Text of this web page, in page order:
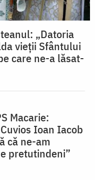
„Datoria
vieții Sfântului
care ne-a lăsat-
Macarie:
Ioan Iacob
că ne-am
pretutindeni”